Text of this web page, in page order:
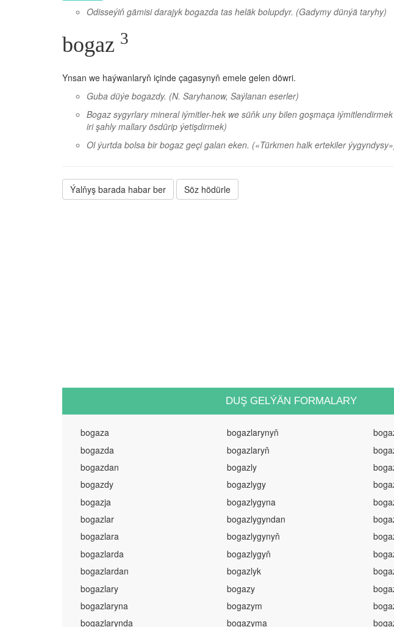
Odisseýiň gämisi darajyk bogazda tas heläk bolupdyr. (Gadymy dünýä taryhy)
bogaz 3
Ynsan we haýwanlaryň içinde çagasynyň emele gelen döwri.
Guba düýe bogazdy. (N. Saryhanow, Saýlanan eserler)
Bogaz sygyrlary mineral iýmitler-hek we süňk uny bilen goşmaça
iri şahly mallary ösdürip ýetişdirmek)
Ol ýurtda bolsa bir bogaz geçi galan eken. («Türkmen halk ertekiler
Ýalňyş barada habar ber Söz hödürle
DUŞ GELÝÄN FORMALARY
bogaza
bogazda
bogazdan
bogazdy
bogazja
bogazlar
bogazlara
bogazlarda
bogazlardan
bogazlary
bogazlaryna
bogazlarynda
bogazlarynyň
bogazlaryň
bogazly
bogazlygy
bogazlygyna
bogazlygyndan
bogazlygynyň
bogazlygyň
bogazlyk
bogazy
bogazym
bogazyma